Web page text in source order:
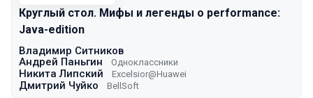
Круглый стол. Мифы и легенды о performance:
Java-edition
Владимир Ситников
Андрей Паньгин
Одноклассники
Никита Липский Excelsior@Huawei
Дмитрий Чуйко BellSoft